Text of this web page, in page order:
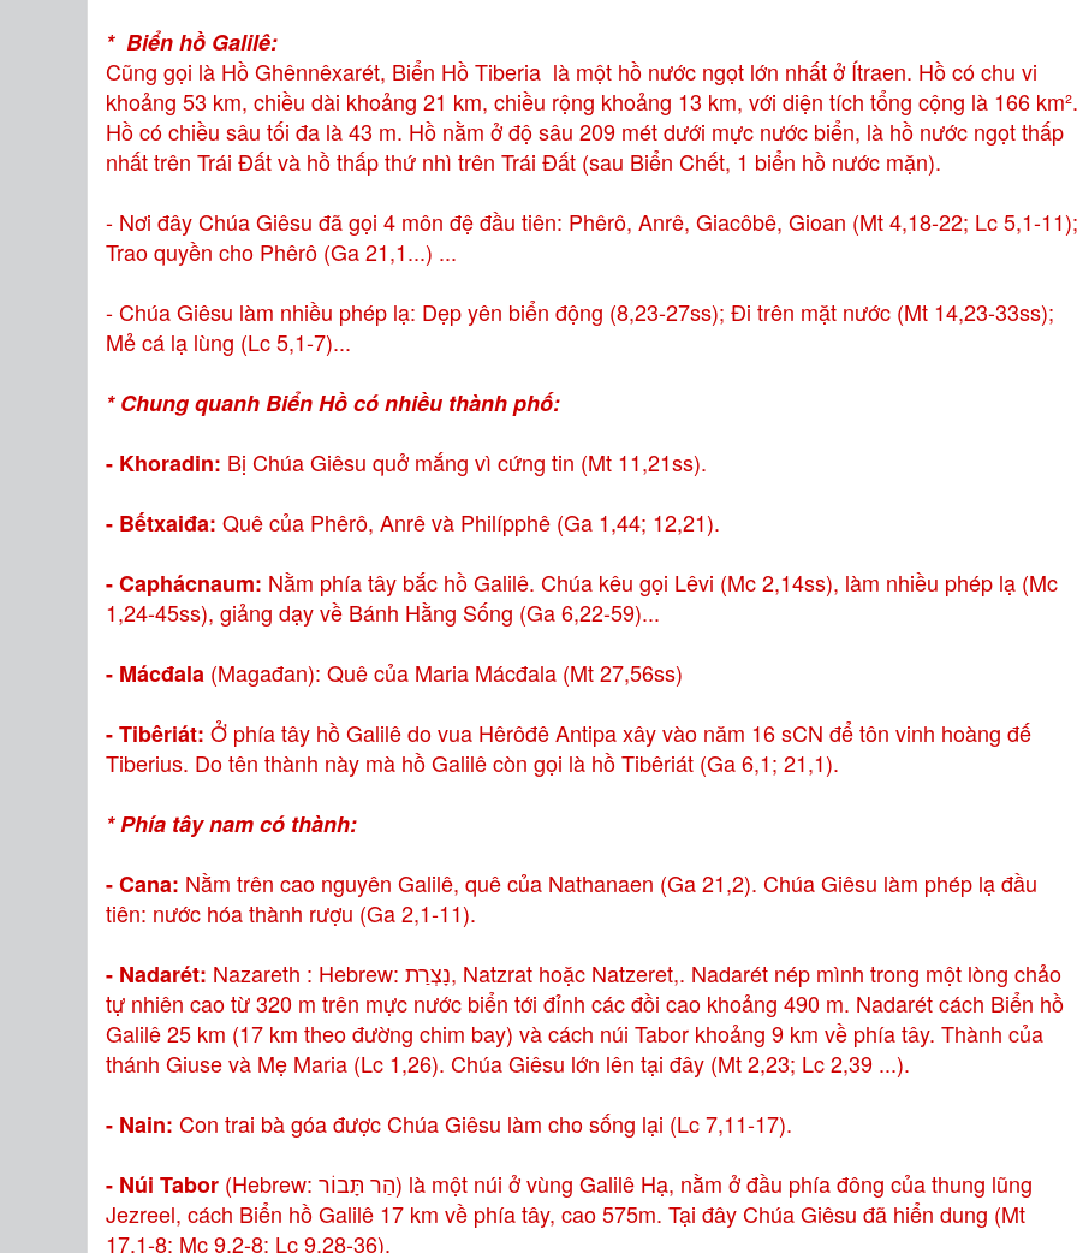
* Biển hồ Galilê:
Cũng gọi là Hồ Ghênnêxarét, Biển Hồ Tiberia là một hồ nước ngọt lớn nhất ở Ítraen. Hồ có chu vi
khoảng 53 km, chiều dài khoảng 21 km, chiều rộng khoảng 13 km, với diện tích tổng cộng là 166 km².
Hồ có chiều sâu tối đa là 43 m. Hồ nằm ở độ sâu 209 mét dưới mực nước biển, là hồ nước ngọt thấp
nhất trên Trái Đất và hồ thấp thứ nhì trên Trái Đất (sau Biển Chết, 1 biển hồ nước mặn).
- Nơi đây Chúa Giêsu đã gọi 4 môn đệ đầu tiên: Phêrô, Anrê, Giacôbê, Gioan (Mt 4,18-22; Lc 5,1-11);
Trao quyền cho Phêrô (Ga 21,1...) ...
- Chúa Giêsu làm nhiều phép lạ: Dẹp yên biển động (8,23-27ss); Đi trên mặt nước (Mt 14,23-33ss);
Mẻ cá lạ lùng (Lc 5,1-7)...
* Chung quanh Biển Hồ có nhiều thành phố:
- Khoradin: Bị Chúa Giêsu quở mắng vì cứng tin (Mt 11,21ss).
- Bếtxaiđa: Quê của Phêrô, Anrê và Philípphê (Ga 1,44; 12,21).
- Caphácnaum: Nằm phía tây bắc hồ Galilê. Chúa kêu gọi Lêvi (Mc 2,14ss), làm nhiều phép lạ (Mc
1,24-45ss), giảng dạy về Bánh Hằng Sống (Ga 6,22-59)...
- Mácđala (Magađan): Quê của Maria Mácđala (Mt 27,56ss)
- Tibêriát: Ở phía tây hồ Galilê do vua Hêrôđê Antipa xây vào năm 16 sCN để tôn vinh hoàng đế
Tiberius. Do tên thành này mà hồ Galilê còn gọi là hồ Tibêriát (Ga 6,1; 21,1).
* Phía tây nam có thành:
- Cana: Nằm trên cao nguyên Galilê, quê của Nathanaen (Ga 21,2). Chúa Giêsu làm phép lạ đầu
tiên: nước hóa thành rượu (Ga 2,1-11).
- Nadarét: Nazareth : Hebrew: נָצְרַת, Natzrat hoặc Natzeret,. Nadarét nép mình trong một lòng chảo
tự nhiên cao từ 320 m trên mực nước biển tới đỉnh các đồi cao khoảng 490 m. Nadarét cách Biển hồ
Galilê 25 km (17 km theo đường chim bay) và cách núi Tabor khoảng 9 km về phía tây. Thành của
thánh Giuse và Mẹ Maria (Lc 1,26). Chúa Giêsu lớn lên tại đây (Mt 2,23; Lc 2,39 ...).
- Nain: Con trai bà góa được Chúa Giêsu làm cho sống lại (Lc 7,11-17).
- Núi Tabor (Hebrew: הַר תָּבוֹר) là một núi ở vùng Galilê Hạ, nằm ở đầu phía đông của thung lũng
Jezreel, cách Biển hồ Galilê 17 km về phía tây, cao 575m. Tại đây Chúa Giêsu đã hiển dung (Mt
17,1-8; Mc 9,2-8; Lc 9,28-36).